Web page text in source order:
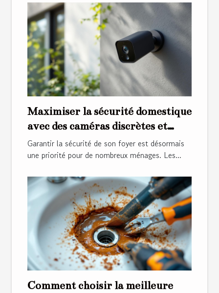
Maximiser la sécurité domestique
avec des caméras discrètes et
performantes
Garantir la sécurité de son foyer est désormais
une priorité pour de nombreux ménages. Les...
Comment choisir la meilleure